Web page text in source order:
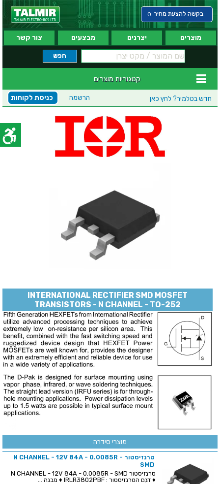
בקשה להצעת מחיר 0
מוצרים יצרנים מבצעים צור קשר
קטגוריות מוצרים
חדש בטלמיר? לחץ כאן כניסת לקוחות הרשמה
INTERNATIONAL RECTIFIER SMD MOSFET
TRANSISTORS - N CHANNEL - TO-252
מוצרי סידרה
טרנזיסטור N CHANNEL - 12V 84A - 0.0085R -
SMD
♦ דגם הטרנזיסטור : IRLR3802PBF ♦ מבנה ...